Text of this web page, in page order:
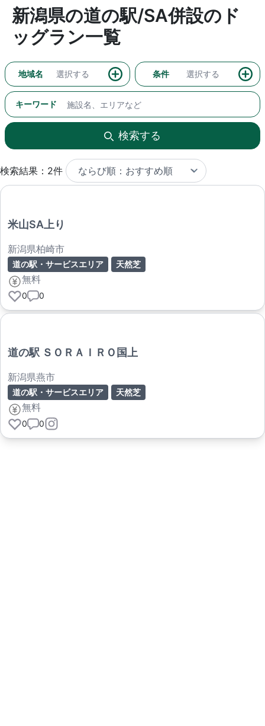
新潟県の道の駅/SA併設のド
ッグラン一覧
地域名 選択する 条件 選択する
キーワード
検索する
検索結果：2件
米山SA上り
新潟県柏崎市
道の駅・サービスエリア 天然芝
無料
0 0
道の駅 ＳＯＲＡＩＲＯ国上
新潟県燕市
道の駅・サービスエリア 天然芝
無料
0 0